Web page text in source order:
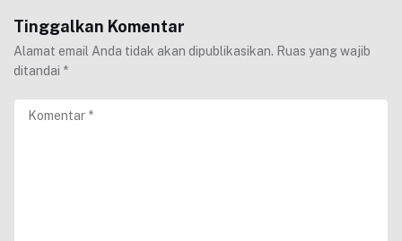
Tinggalkan Komentar
Alamat email Anda tidak akan dipublikasikan. Ruas yang wajib
ditandai *